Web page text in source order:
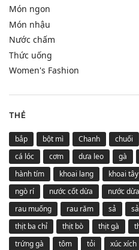
Món ngon
Món nhậu
Nước chấm
Thức uống
Women's Fashion
THẺ
bắp bột mì Chanh chuối
cá lóc
cơm dưa leo gà
hành tím
khoai lang khoai tây
ngò rí
nước cốt dừa nước
rau muống
rau răm sả
thịt ba chỉ
thịt bò thịt gà
trứng gà
tôm tỏi xúc xích